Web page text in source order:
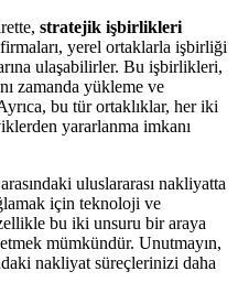
stratejik işbirlikleri
yerel ortaklarla işbirliği
ulaşabilirler. Bu işbirlikleri,
zamanda yükleme ve
bu tür ortaklıklar, her iki
yararlanma imkanı
uluslararası nakliyatta
için teknoloji ve
bu iki unsuru bir araya
mümkündür. Unutmayın,
nakliyat süreçlerinizi daha